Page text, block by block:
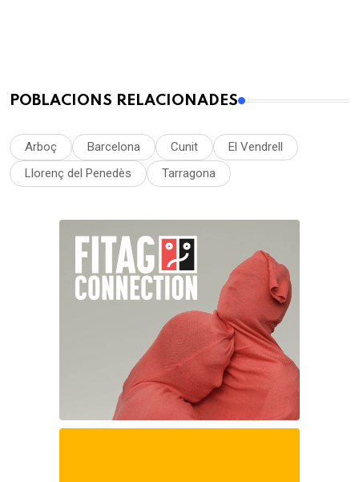
POBLACIONS RELACIONADES
Arboç Barcelona Cunit
El Vendrell
Llorenç del Penedès
Tarragona